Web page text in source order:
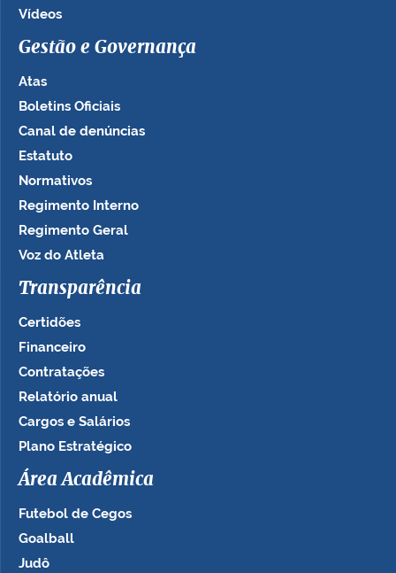
Vídeos
Gestão e Governança
Atas
Boletins Oficiais
Canal de denúncias
Estatuto
Normativos
Regimento Interno
Regimento Geral
Voz do Atleta
Transparência
Certidões
Financeiro
Contratações
Relatório anual
Cargos e Salários
Plano Estratégico
Área Acadêmica
Futebol de Cegos
Goalball
Judô